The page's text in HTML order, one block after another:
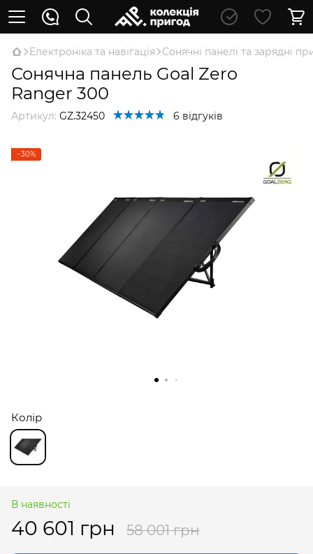
Електроніка та навігація Сонячні панелі та зарядні
Сонячна панель Goal Zero
Ranger 300
Артикул: GZ.32450 6 відгуків
−30%
Колір
В наявності
40 601 грн 58 001 грн